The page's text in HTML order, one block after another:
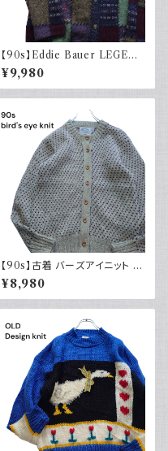
【90s】Eddie Bauer LEGEN
D エディーバウアー レジェンド
総柄ニット カーディガン ウール
レトロ 90年代
¥9,980
【90s】古着 バーズアイニット カ
ーディガン ベージュ ヴィンテー
ジ セーター ウール
¥8,980